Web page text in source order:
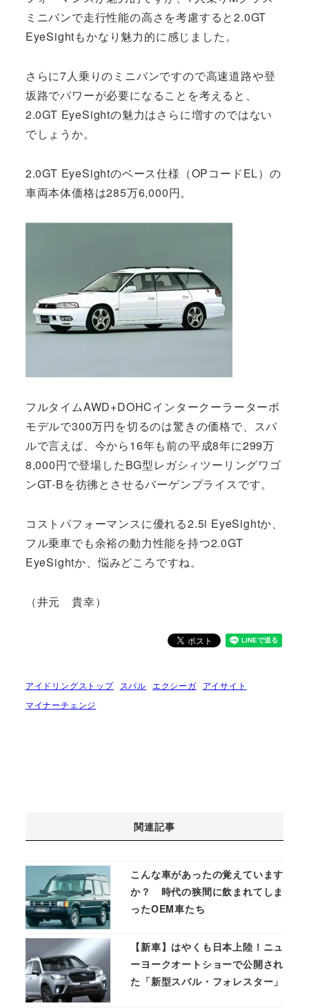
ミニバンで走行性能の高さを考慮すると2.0GT
EyeSightもかなり魅力的に感じました。
さらに7人乗りのミニバンですので高速道路や登
坂路でパワーが必要になることを考えると、
2.0GT EyeSightの魅力はさらに増すのではない
でしょうか。
2.0GT EyeSightのベース仕様（OPコードEL）の
車両本体価格は285万6,000円。
フルタイムAWD+DOHCインタークーラーターボ
モデルで300万円を切るのは驚きの価格で、スバ
ルで言えば、今から16年も前の平成8年に299万
8,000円で登場したBG型レガシィツーリングワゴ
ンGT-Bを彷彿とさせるバーゲンプライスです。
コストパフォーマンスに優れる2.5i EyeSightか、
フル乗車でも余裕の動力性能を持つ2.0GT
EyeSightか、悩みどころですね。
（井元 貴幸）
アイドリングストップ スバル エクシーガ
アイサイト
マイナーチェンジ
関連記事
こんな車があったの覚えています
か？ 時代の狭間に飲まれてしま
ったOEM車たち
【新車】はやくも日本上陸！ニュ
ーヨークオートショーで公開され
た「新型スバル・フォレスター」